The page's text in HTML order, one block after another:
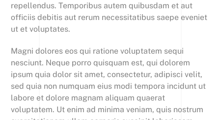
repellendus. Temporibus autem quibusdam et aut
officiis debitis aut rerum necessitatibus saepe eveniet
ut et voluptates.
Magni dolores eos qui ratione voluptatem sequi
nesciunt. Neque porro quisquam est, qui dolorem
ipsum quia dolor sit amet, consectetur, adipisci velit,
sed quia non numquam eius modi tempora incidunt ut
labore et dolore magnam aliquam quaerat
voluptatem. Ut enim ad minima veniam, quis nostrum